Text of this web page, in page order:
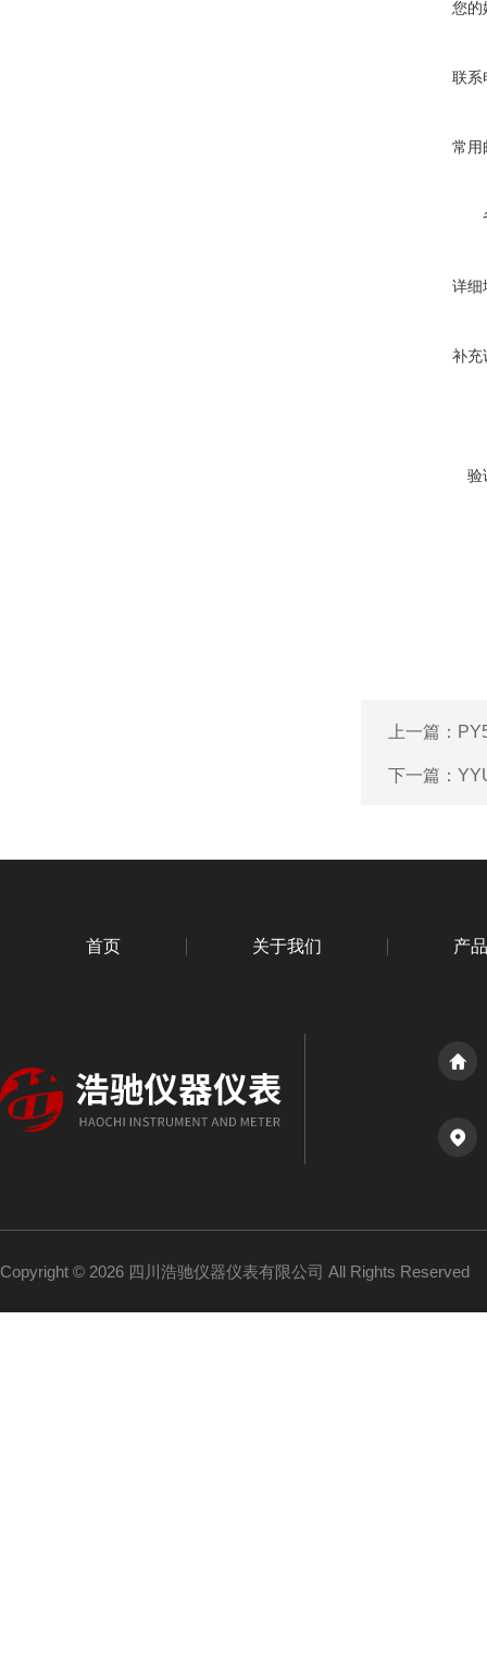
您的
联系
常用
详细
补充
验
上一篇：
下一篇：
首页 关于我们 产
Copyright © 2026 四川浩驰仪器仪表有限公司 All Rights Reserved